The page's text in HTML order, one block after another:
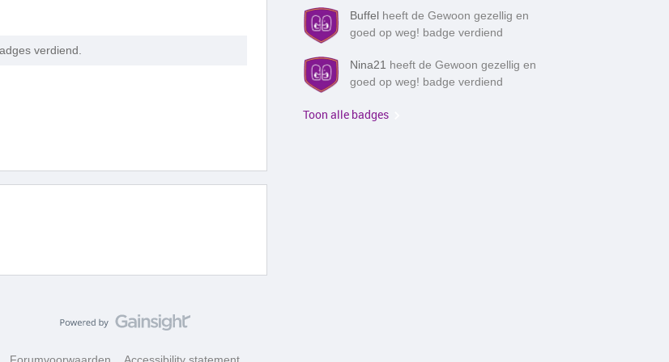
verdiend.
Buffel heeft de Gewoon gezellig en
goed op weg! badge verdiend
Nina21 heeft de Gewoon gezellig en
goed op weg! badge verdiend
Toon alle badges